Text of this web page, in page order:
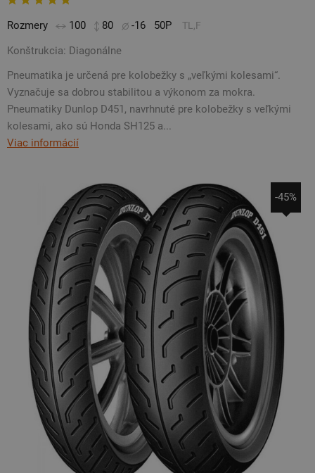
Rozmery 100 80 -16 50P TL,F
Konštrukcia: Diagonálne
Pneumatika je určená pre kolobežky s „veľkými kolesami“.
Vyznačuje sa dobrou stabilitou a výkonom za mokra.
Pneumatiky Dunlop D451, navrhnuté pre kolobežky s veľkými
kolesami, ako sú Honda SH125 a...
Viac informácií
-45%